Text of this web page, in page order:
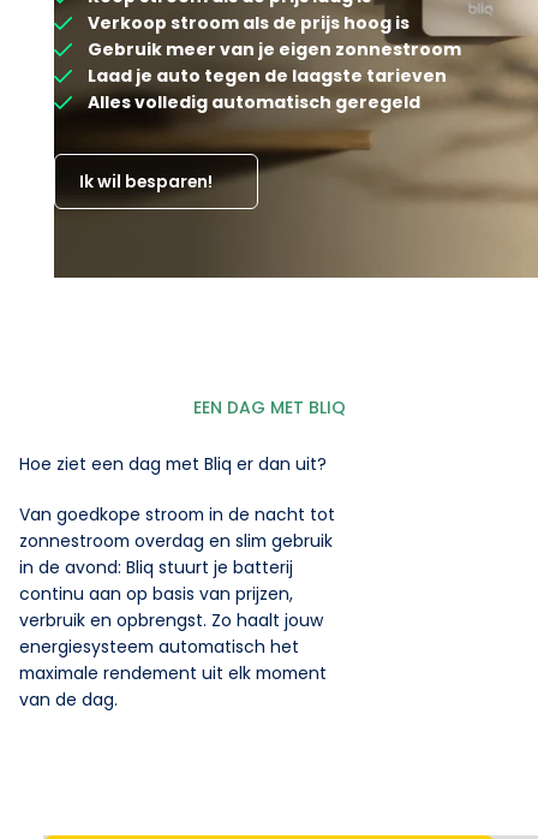
Verkoop stroom als de prijs hoog is
Gebruik meer van je eigen zonnestroom
Laad je auto tegen de laagste tarieven
Alles volledig automatisch geregeld
Ik wil besparen!
EEN DAG MET BLIQ
Hoe ziet een dag met Bliq er dan uit?
Van goedkope stroom in de nacht tot
zonnestroom overdag en slim gebruik
in de avond: Bliq stuurt je batterij
continu aan op basis van prijzen,
verbruik en opbrengst. Zo haalt jouw
energiesysteem automatisch het
maximale rendement uit elk moment
van de dag.